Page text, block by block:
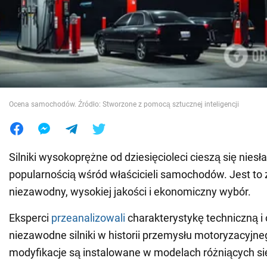
Wojna na Ukrainie
Świat
Jedzenie
Ocena samochodów. Źródło: Stworzone z pomocą sztucznej inteligencji
Silniki wysokoprężne od dziesięcioleci cieszą się
popularnością wśród właścicieli samochodów. Jest to
niezawodny, wysokiej jakości i ekonomiczny wybór.
Eksperci przeanalizowali charakterystykę techniczną i
niezawodne silniki w historii przemysłu
modyfikacje są instalowane w modelach różniących